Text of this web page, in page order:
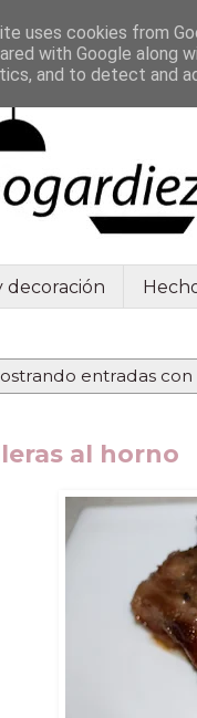
decoración
entradas
al horno
uses cookies from
with Google along
and to detect and